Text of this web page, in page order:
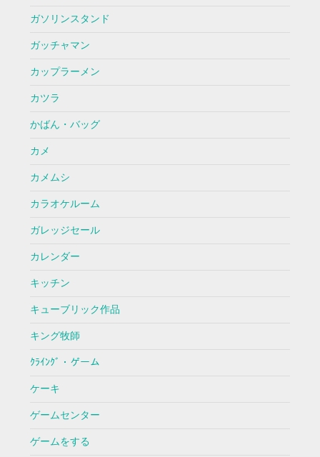
ガソリンスタンド
ガッチャマン
カップラーメン
カツラ
かばん・バッグ
カメ
カメムシ
カラオケルーム
ガレッジセール
カレンダー
キッチン
キューブリック作品
キング牧師
ｸﾗｲﾝｸﾞ・ゲーム
ケーキ
ゲームセンター
ゲームをする